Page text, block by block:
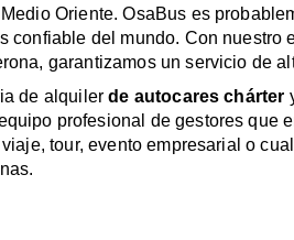
Oriente. OsaBus es
confiable del mundo. Con nuestro
garantizamos un servicio de
de alquilerde autocares chárter
profesional de gestores que
tour, evento empresarial o